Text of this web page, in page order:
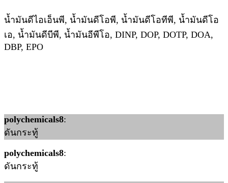
น้ำมันดีไอเอ็นพี, น้ำมันดีโอพี, น้ำมันดีโอทีพี, น้ำมันดีโอ
เอ, น้ำมันดีบีพี, น้ำมันอีพีโอ, DINP, DOP, DOTP, DOA,
DBP, EPO
polychemicals8:
ดันกระทู้
polychemicals8:
ดันกระทู้